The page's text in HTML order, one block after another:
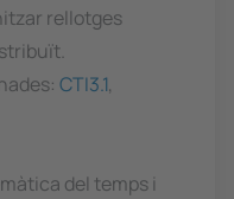
rellotges
CTI3.1,
del temps i